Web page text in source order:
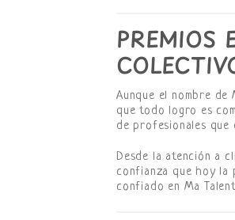
PREMIOS
Aunque el nombre
que todo logro es
de profesionales que
Desde la atención a
confianza que hoy la
confiado en Ma